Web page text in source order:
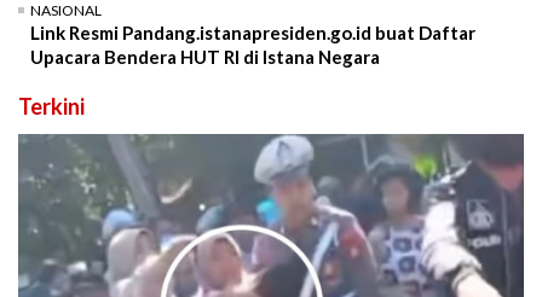
NASIONAL
Link Resmi Pandang.istanapresiden.go.id buat Daftar
Upacara Bendera HUT RI di Istana Negara
Terkini